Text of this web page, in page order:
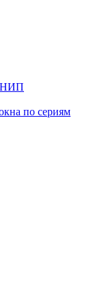
по сериям